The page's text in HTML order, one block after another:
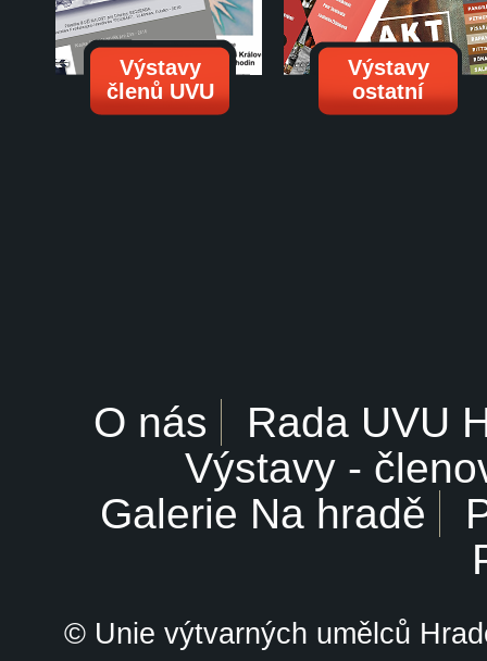
Výstavy
členů UVU
Výstavy
ostatní
O nás
Rada UVU
Výstavy -
Galerie Na hradě
© Unie výtvarných umělců